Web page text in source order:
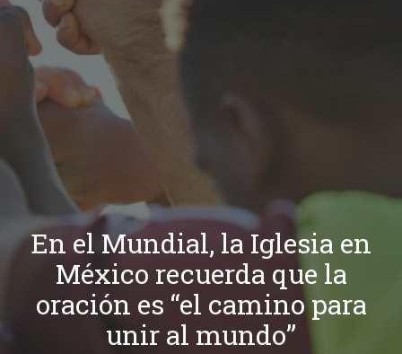
En el Mundial, la Iglesia en
México recuerda que la
oración es “el camino para
unir al mundo”